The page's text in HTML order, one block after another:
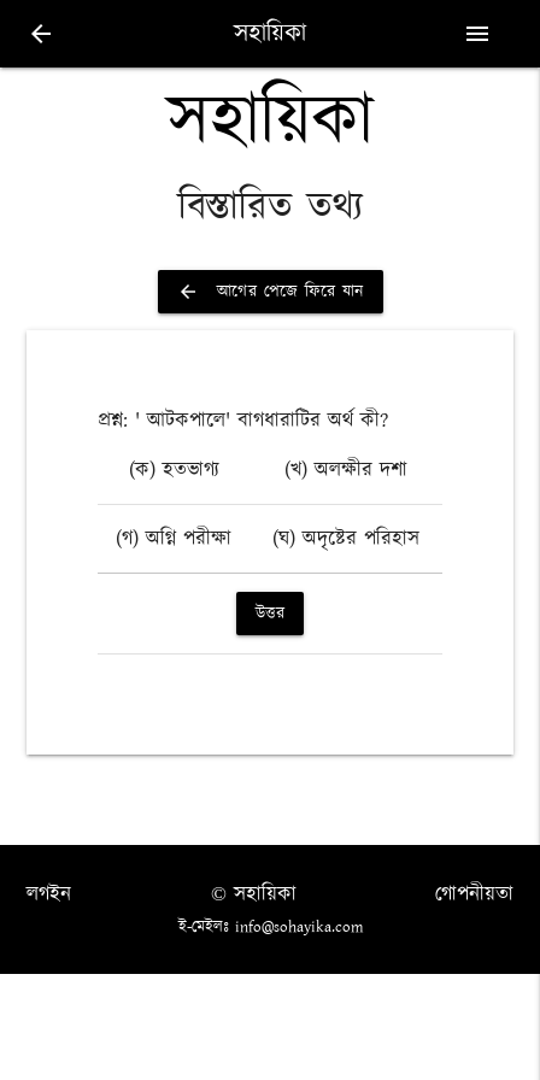
arrow_back সহায়িকা menu
সহায়িকা
বিস্তারিত তথ্য
arrow_back আগের পেজে ফিরে যান
প্রশ্ন: ' আটকপালে' বাগধারাটির অর্থ কী?
(ক) হতভাগ্য
(খ) অলক্ষীর দশা
(গ) অগ্নি পরীক্ষা (ঘ) অদৃষ্টের পরিহাস
উত্তর
লগইন গোপনীয়তা
© সহায়িকা
ই-মেইলঃ info@sohayika.com